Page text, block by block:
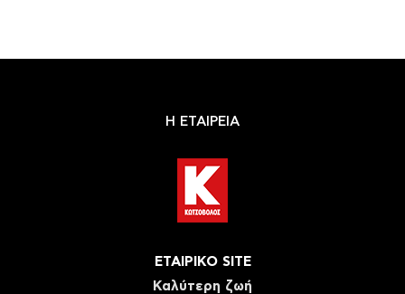
Η ΕΤΑΙΡΕΙΑ
ΕΤΑΙΡΙΚΟ SITE
Καλύτερη ζωή